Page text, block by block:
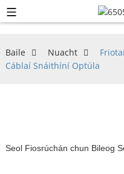
Baile Nuacht
Cáblaí Snáithíní Optúla
Seol Fiosrúchán chun Bileog